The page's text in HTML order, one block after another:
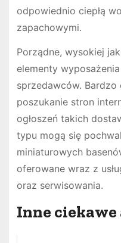
odpowiednio ciepłą
zapachowymi.
Porządne, wysokiej
elementy
sprzedawców. Bardzo
poszukanie stron
ogłoszeń takich
typu mogą się
miniaturowych
oferowane wraz z
oraz serwisowania.
Inne